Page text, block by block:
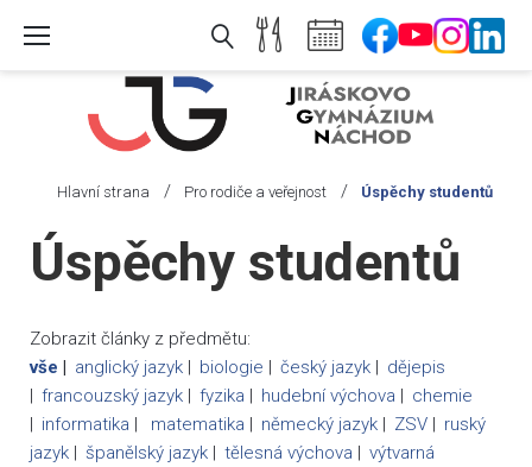
Hlavní strana / Pro rodiče a veřejnost / Úspěchy studentů
Úspěchy
studentů
Úspěchy studentů
Zobrazit články z předmětu:
vše
anglický jazyk biologie český jazyk
dějepis
francouzský jazyk
fyzika hudební výchova
chemie
informatika
matematika německý jazyk ZSV
ruský
jazyk
španělský jazyk tělesná výchova
výtvarná